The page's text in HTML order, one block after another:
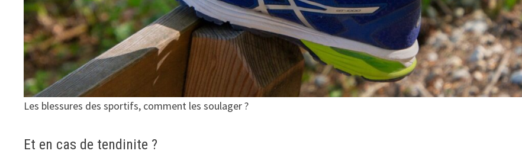
Les blessures des sportifs, comment les soulager ?
Et en cas de tendinite ?